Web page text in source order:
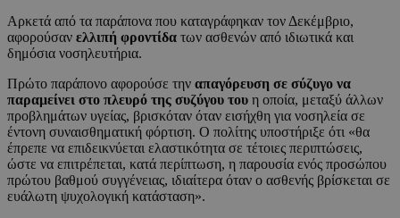
Αρκετά από τα παράπονα που καταγράφηκαν τον Δεκέμβριο,
αφορούσαν ελλιπή φροντίδα των ασθενών από ιδιωτικά και
δημόσια νοσηλευτήρια.
Πρώτο παράπονο αφορούσε την απαγόρευση σε σύζυγο να
παραμείνει στο πλευρό της συζύγου του η οποία, μεταξύ άλλων
προβλημάτων υγείας, βρισκόταν όταν εισήχθη για νοσηλεία σε
έντονη συναισθηματική φόρτιση. Ο πολίτης υποστήριξε ότι «θα
έπρεπε να επιδεικνύεται ελαστικότητα σε τέτοιες περιπτώσεις,
ώστε να επιτρέπεται, κατά περίπτωση, η παρουσία ενός προσώπου
πρώτου βαθμού συγγένειας, ιδιαίτερα όταν ο ασθενής βρίσκεται σε
ευάλωτη ψυχολογική κατάσταση».